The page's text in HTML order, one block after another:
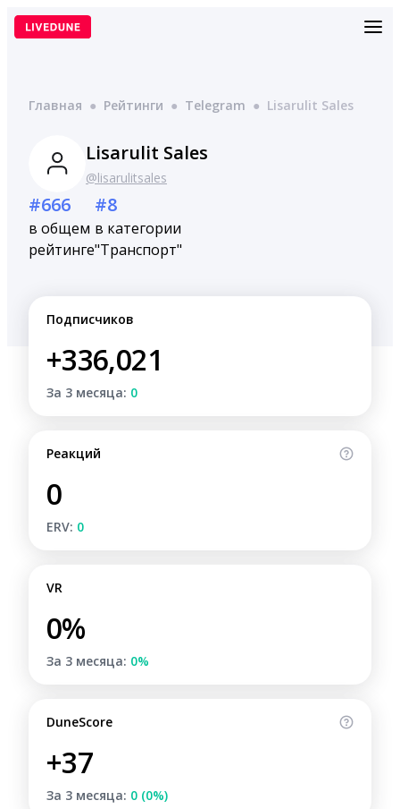
Перейти
Главная ● Рейтинги ● Telegram ● Lisarulit Sales
Lisarulit Sales
@lisarulitsales
#666
в общем
рейтинге
#8
в категории
"Транспорт"
Подписчиков
+336,021
За 3 месяца: 0
Реакций
0
ERV: 0
VR
0%
За 3 месяца: 0%
DuneScore
+37
За 3 месяца: 0 (0%)